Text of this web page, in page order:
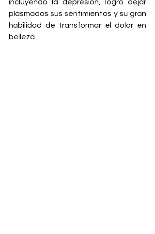
incluyendo la depresión, logró dejar
plasmados sus sentimientos y su gran
habilidad de transformar el dolor en
belleza.